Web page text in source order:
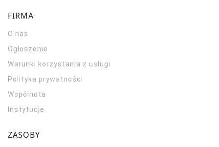
FIRMA
O nas
Ogłoszenie
Warunki korzystania z usługi
Polityka prywatności
Wspólnota
Instytucje
ZASOBY